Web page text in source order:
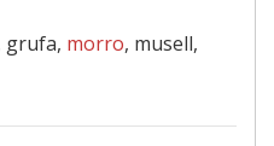
grufa, morro, musell,